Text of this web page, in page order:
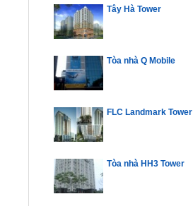
Tây Hà Tower
Tòa nhà Q Mobile
FLC Landmark Tower
Tòa nhà HH3 Tower